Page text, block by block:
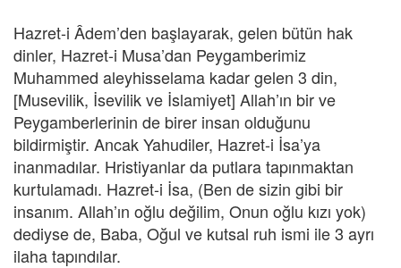
Hazret-i Âdem’den başlayarak, gelen bütün hak
dinler, Hazret-i Musa’dan Peygamberimiz
Muhammed aleyhisselama kadar gelen 3 din,
[Musevilik, İsevilik ve İslamiyet] Allah’ın bir ve
Peygamberlerinin de birer insan olduğunu
bildirmiştir. Ancak Yahudiler, Hazret-i İsa’ya
inanmadılar. Hristiyanlar da putlara tapınmaktan
kurtulamadı. Hazret-i İsa, (Ben de sizin gibi bir
insanım. Allah’ın oğlu değilim, Onun oğlu kızı yok)
dediyse de, Baba, Oğul ve kutsal ruh ismi ile 3 ayrı
ilaha tapındılar.